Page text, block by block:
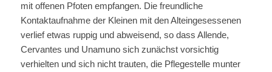
mit offenen Pfoten empfangen. Die freundliche
Kontaktaufnahme der Kleinen mit den Alteingesessenen
verlief etwas ruppig und abweisend, so dass Allende,
Cervantes und Unamuno sich zunächst vorsichtig
verhielten und sich nicht trauten, die Pflegestelle munter